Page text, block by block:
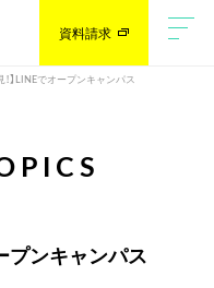
資料請求
！】LINEでオープンキャンパス
プンキャンパス